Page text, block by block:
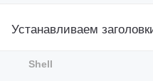
Устанавливаем